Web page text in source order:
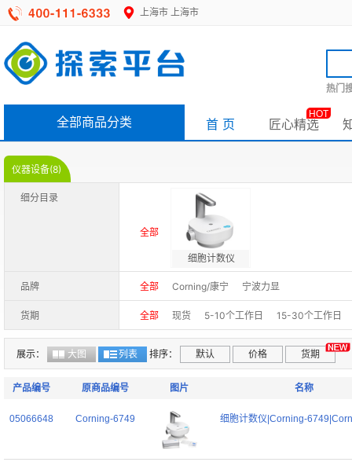
上海市 上海市
热门
全部商品分类 首 页 匠心精选
HOT
仪器设备(8)
细分目录
全部
细胞计数仪
品牌 全部 Corning/康宁 宁波力显
货期 全部 现货 5-10个工作日 15-30个工作日
展示： 大图 列表 排序： 默认 价格 货期
产品编号 原商品编号 图片 名称
05066648 Corning-6749 细胞计数仪|Corning-